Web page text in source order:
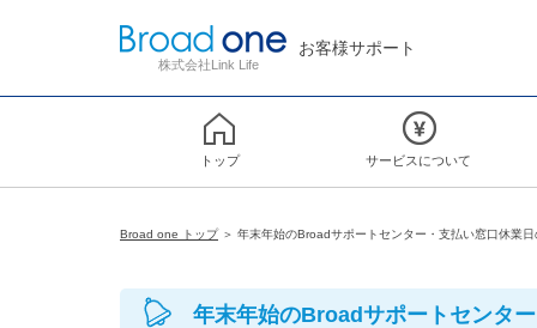
株式会社Link Life
お客様サポート
トップ サービスについて
Broad one トップ＞ 年末年始のBroadサポートセンター・支払い窓口休業日
年末年始のBroadサポートセンタ